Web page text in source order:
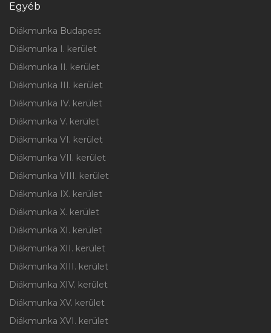
Egyéb
Diákmunka Budapest
Diákmunka I. kerület
Diákmunka II. kerület
Diákmunka III. kerület
Diákmunka IV. kerület
Diákmunka V. kerület
Diákmunka VI. kerület
Diákmunka VII. kerület
Diákmunka VIII. kerület
Diákmunka IX. kerület
Diákmunka X. kerület
Diákmunka XI. kerület
Diákmunka XII. kerület
Diákmunka XIII. kerület
Diákmunka XIV. kerület
Diákmunka XV. kerület
Diákmunka XVI. kerület